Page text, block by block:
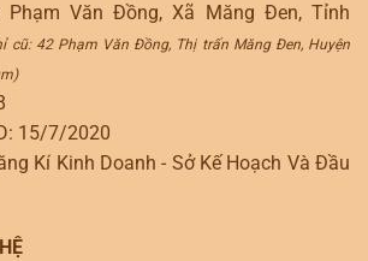
Phạm Văn Đồng, Xã Măng Đen, Tỉnh
cũ: 42 Phạm Văn Đồng, Thị trấn Măng Đen, Huyện
15/7/2020
Kí Kinh Doanh - Sở Kế Hoạch Và Đầu